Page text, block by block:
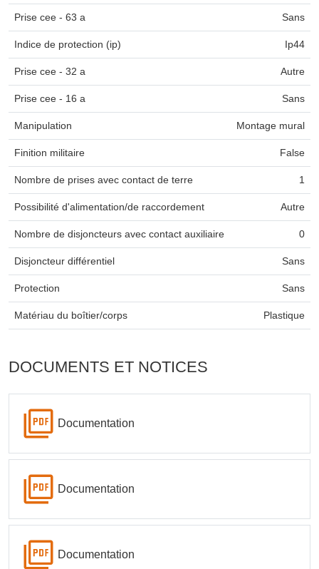
Prise cee - 63 a Sans
Indice de protection (ip) Ip44
Prise cee - 32 a Autre
Prise cee - 16 a Sans
Manipulation Montage mural
Finition militaire False
Nombre de prises avec contact de terre 1
Possibilité d'alimentation/de raccordement Autre
Nombre de disjoncteurs avec contact auxiliaire 0
Disjoncteur différentiel Sans
Protection Sans
Matériau du boîtier/corps Plastique
DOCUMENTS ET NOTICES
Documentation
Documentation
Documentation